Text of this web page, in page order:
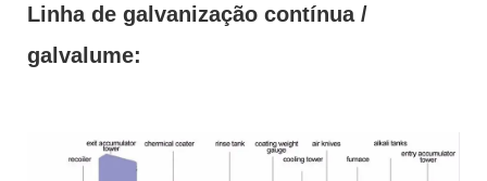
Linha de galvanização contínua /
galvalume: